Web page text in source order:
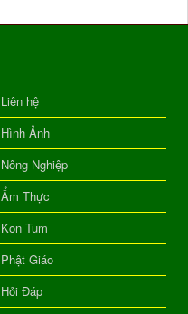
Liên hệ
Hình Ảnh
Nông Nghiệp
Ẩm Thực
Kon Tum
Phật Giáo
Hỏi Đáp